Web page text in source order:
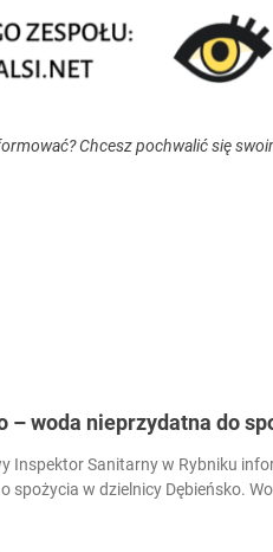
Chcesz pochwalić się
– woda nieprzydatna do
Inspektor Sanitarny w Rybniku
spożycia w dzielnicy Dębieńsko.